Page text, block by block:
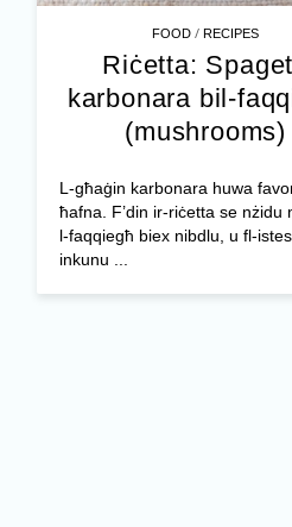
FOOD /RECIPES
Riċetta:
karbonara bil-
(mushrooms)
L-għaġin karbonara huwa
ħafna. F’din ir-riċetta se nżidu
l-faqqiegħ biex nibdlu, u fl-
inkunu ...